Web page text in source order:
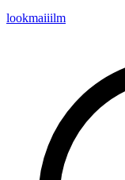
lookmaiiilm